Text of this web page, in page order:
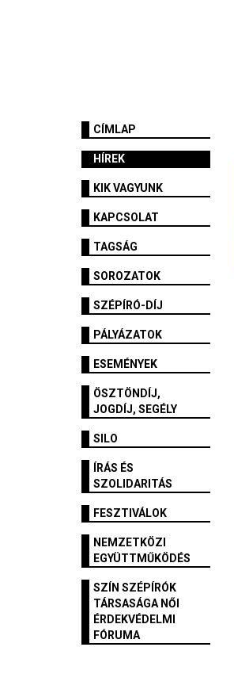
CÍMLAP
HÍREK
KIK VAGYUNK
KAPCSOLAT
TAGSÁG
SOROZATOK
SZÉPÍRÓ-DÍJ
PÁLYÁZATOK
ESEMÉNYEK
ÖSZTÖNDÍJ,
JOGDÍJ, SEGÉLY
SILO
ÍRÁS ÉS
SZOLIDARITÁS
FESZTIVÁLOK
NEMZETKÖZI
EGYÜTTMŰKÖDÉS
SZÍN SZÉPÍRÓK
TÁRSASÁGA NŐI
ÉRDEKVÉDELMI
FÓRUMA